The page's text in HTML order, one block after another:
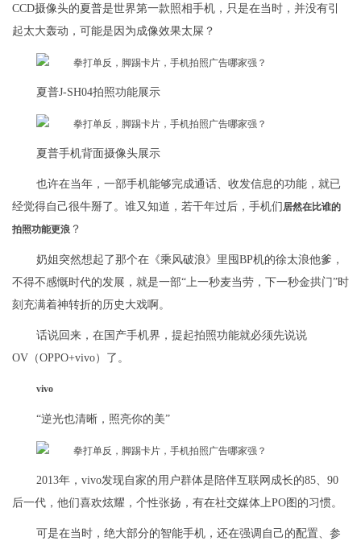
CCD摄像头的夏普是世界第一款照相手机，只是在当时，并没有引
起太大轰动，可能是因为成像效果太屎？
夏普J-SH04拍照功能展示
夏普手机背面摄像头展示
也许在当年，一部手机能够完成通话、收发信息的功能，就已
经觉得自己很牛掰了。谁又知道，若干年过后，手机们 居然在比谁的
拍照功能更浪 ？
奶姐突然想起了那个在《乘风破浪》里囤BP机的徐太浪他爹，
不得不感慨时代的发展，就是一部“上一秒麦当劳，下一秒金拱门”时
刻充满着神转折的历史大戏啊。
话说回来，在国产手机界，提起拍照功能就必须先说说
OV（OPPO+vivo）了。
vivo
“逆光也清晰，照亮你的美”
2013年，vivo发现自家的用户群体是陪伴互联网成长的85、90
后一代，他们喜欢炫耀，个性张扬，有在社交媒体上PO图的习惯。
可是在当时，绝大部分的智能手机，还在强调自己的配置、参